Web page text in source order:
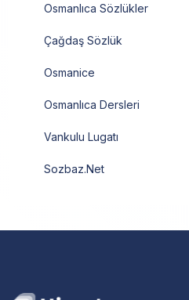
Osmanlıca Sözlükler
Çağdaş Sözlük
Osmanice
Osmanlıca Dersleri
Vankulu Lugatı
Sozbaz.Net